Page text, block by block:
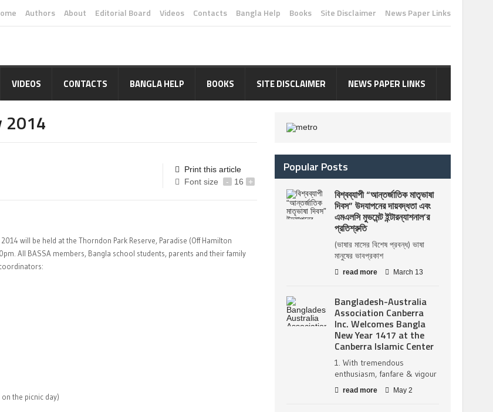
Authors About Editorial Board Videos Contacts Bangla Help Books Site Disclaimer News Paper Links
VIDEOS CONTACTS BANGLA HELP BOOKS SITE DISCLAIMER NEWS PAPER LINKS
2014
Print this article
Font size
- 16 +
will be held at the Thorndon Park Reserve, Paradise (Off Hamilton
All BASSA members, Bangla school students, parents and their family
the picnic day)
Popular Posts
বিশ্বব্যাপী “আন্তর্জাতিক মাতৃভাষা
দিবস” উদযাপনের দায়বদ্ধতা এবং
এমএলসি মুভমেন্ট ইন্টারন্যাশনাল’র
প্রতিশ্রুতি
(ভাষার মাসের বিশেষ প্রবন্ধ) ভাষা
মানুষের ভাবপ্রকাশ
read more March 13
Bangladesh-Australia
Association Canberra
Inc. Welcomes Bangla
New Year 1417 at the
Canberra Islamic Center
1. With tremendous
enthusiasm, fanfare & vigour
read more May 2